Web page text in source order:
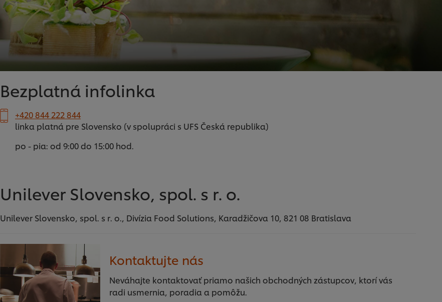
Bezplatná infolinka
+420 844 222 844
linka platná pre Slovensko (v spolupráci s UFS Česká republika)
po - pia: od 9:00 do 15:00 hod.
Unilever Slovensko, spol. s r. o.
Unilever Slovensko, spol. s r. o., Divízia Food Solutions, Karadžičova 10, 821 08 Bratislava
Kontaktujte nás
Neváhajte kontaktovať priamo našich obchodných zástupcov, ktorí vás
radi usmernia, poradia a pomôžu.